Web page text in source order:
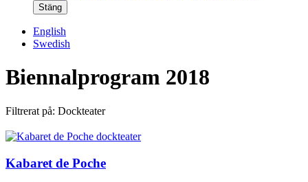
Stäng
English
Swedish
Biennalprogram 2018
Filtrerat på: Dockteater
Kabaret de Poche